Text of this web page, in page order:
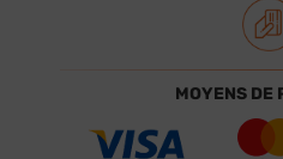
MOYENS DE